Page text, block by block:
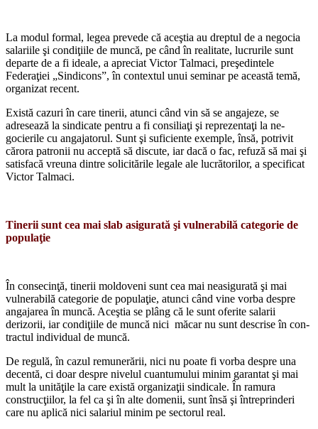
La modul formal, legea prevede că aceştia au dreptul de a negocia
salariile şi condiţiile de muncă, pe când în realitate, lucrurile sunt
departe de a fi ideale, a apreciat Victor Tal­maci, preşedintele
Federaţiei „Sindicons”, în contextul unui seminar pe această temă,
organizat recent.
Există cazuri în care tinerii, atunci când vin să se angajeze, se
adresează la sindicate pentru a fi consiliaţi şi reprezentaţi la ne­
gocierile cu angajatorul. Sunt şi suficiente exemple, însă, potrivit
cărora patronii nu ac­ceptă să discute, iar dacă o fac, refuză să mai şi
satisfacă vreuna dintre solicitările legale ale lucrătorilor, a specificat
Victor Talmaci.
Tinerii sunt cea mai slab asigurată şi vulnerabilă categorie de
populaţie
În consecinţă, tinerii moldoveni sunt cea mai neasigurată şi mai
vulnerabilă categorie de populaţie, atunci când vine vorba despre
angajarea în muncă. Aceştia se plâng că le sunt oferite salarii
derizorii, iar condiţiile de muncă nici măcar nu sunt descrise în con­
tractul individual de muncă.
De regulă, în cazul remunerării, nici nu poate fi vorba despre una
decentă, ci doar despre nivelul cuantumului minim garantat şi mai
mult la unităţile la care există orga­nizaţii sindicale. În ramura
construcţiilor, la fel ca şi în alte domenii, sunt însă şi între­prinderi
care nu aplică nici salariul minim pe sectorul real.